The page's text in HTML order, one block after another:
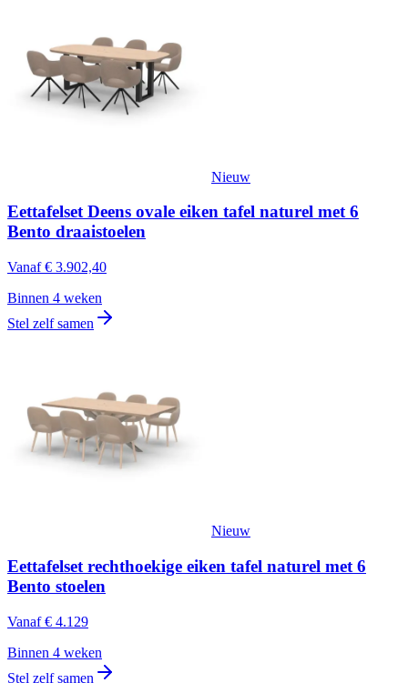
Nieuw
Eettafelset Deens ovale eiken tafel naturel met 6
Bento draaistoelen
Vanaf € 3.902,40
Binnen 4 weken
Stel zelf samen
Nieuw
Eettafelset rechthoekige eiken tafel naturel met 6
Bento stoelen
Vanaf € 4.129
Binnen 4 weken
Stel zelf samen